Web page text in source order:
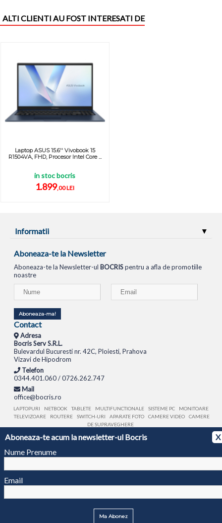
Aboneaza-te acum la newsletter-ul Bocris
X
Nume Prenume
Email
Ma Abonez
ALTI CLIENTI AU FOST INTERESATI DE
Laptop ASUS 15.6'' Vivobook 15
R1504VA, FHD, Procesor Intel Core ...
in stoc bocris
1.899,00 LEI
Informatii
Aboneaza-te la Newsletter
Aboneaza-te la Newsletter-ul BOCRISpentru a afla de promotiile
noastre
Aboneaza-ma!
Contact
Adresa
Bocris Serv S.R.L.
Bulevardul Bucuresti nr. 42C, Ploiesti, Prahova
Vizavi de Hipodrom
Telefon
0344.401.060 / 0726.262.747
Mail
office@bocris.ro
LAPTOPURI NETBOOK TABLETE MULTIFUNCTIONALE SISTEME PC
MONITOARE
TELEVIZOARE
ROUTERE SWITCH-URI APARATE FOTO CAMERE VIDEO
CAMERE
DE SUPRAVEGHERE